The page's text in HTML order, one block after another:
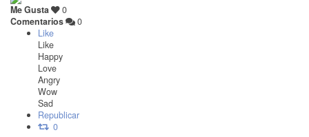
Me Gusta
0
Comentarios
0
Like
Like
Happy
Love
Angry
Wow
Sad
Republicar
0